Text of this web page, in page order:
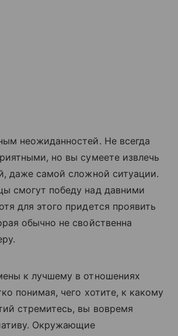
неожиданностей. Не всегда
но вы сумеете извлечь
даже самой сложной ситуации.
смогут победу над давними
для этого придется проявить
обычно не свойственна
к лучшему в отношениях
понимая, чего хотите, к какому
стремитесь, вы вовремя
Окружающие